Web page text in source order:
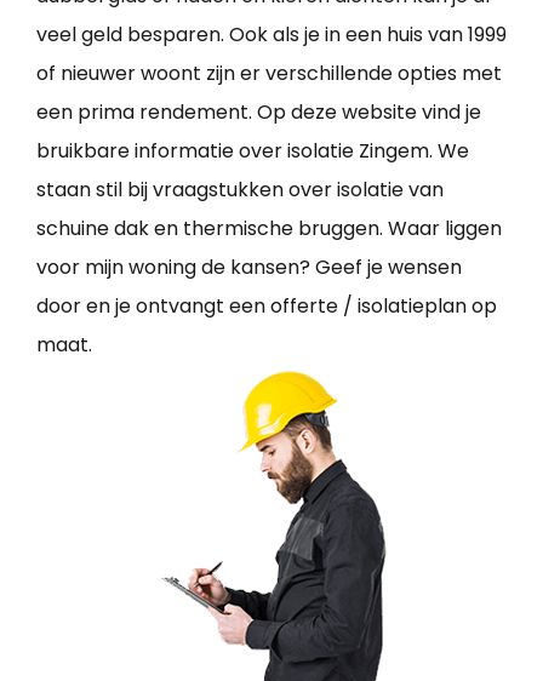
veel geld besparen. Ook als je in een huis van 1999
of nieuwer woont zijn er verschillende opties met
een prima rendement. Op deze website vind je
bruikbare informatie over isolatie Zingem. We
staan stil bij vraagstukken over isolatie van
schuine dak en thermische bruggen. Waar liggen
voor mijn woning de kansen? Geef je wensen
door en je ontvangt een offerte / isolatieplan op
maat.